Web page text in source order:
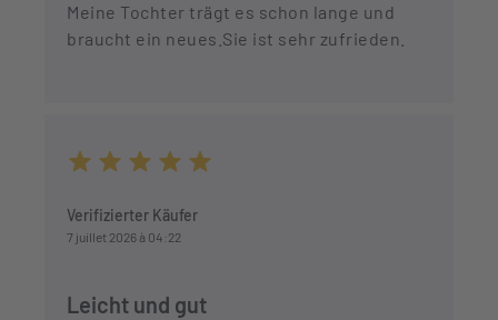
Meine Tochter trägt es schon lange und
braucht ein neues.Sie ist sehr zufrieden.
Verifizierter Käufer
7 juillet 2026 à 04:22
Leicht und gut